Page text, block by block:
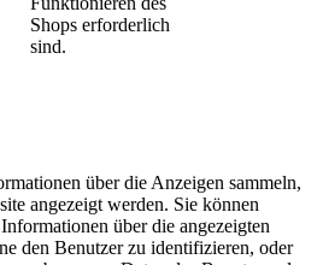
Shops erforderlich
sind.
über die Anzeigen sammeln,
angezeigt werden. Sie können
über die angezeigten
den Benutzer zu identifizieren, oder